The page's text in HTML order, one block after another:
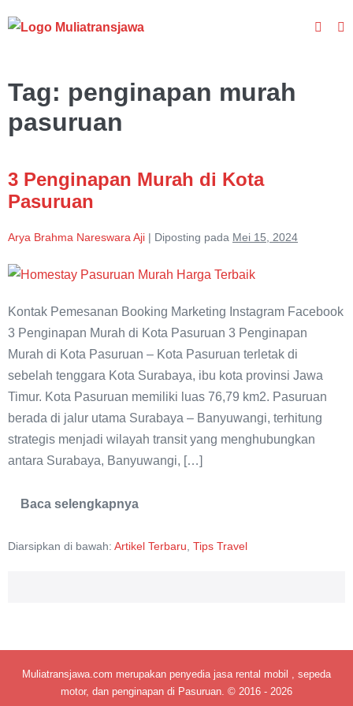
ke
Toggle
Tag: penginapan murah
pasuruan
3 Penginapan Murah di Kota
Pasuruan
Arya Brahma Nareswara Aji | Diposting pada Mei 15, 2024
3
Murah
di
Kota
Pasuruan
Kontak Pemesanan Booking Marketing Instagram Facebook
3 Penginapan Murah di Kota Pasuruan 3 Penginapan
Murah di Kota Pasuruan – Kota Pasuruan terletak di
sebelah tenggara Kota Surabaya, ibu kota provinsi Jawa
Timur. Kota Pasuruan memiliki luas 76,79 km2. Pasuruan
berada di jalur utama Surabaya – Banyuwangi, terhitung
strategis menjadi wilayah transit yang menghubungkan
antara Surabaya, Banyuwangi, […]
Baca selengkapnya
3
di
Diarsipkan di bawah: Artikel Terbaru Tips Travel
Muliatransjawa.com merupakan penyedia jasa rental mobil , sepeda
motor, dan penginapan di Pasuruan. © 2016 - 2026